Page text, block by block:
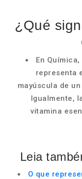
¿Qué
En
representa
mayúscula de
Igualmente,
vitamina
Leia
O que